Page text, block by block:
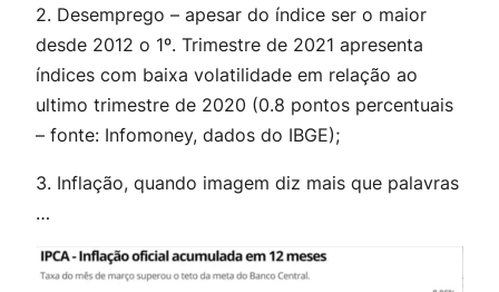
2. Desemprego – apesar do índice ser o maior
desde 2012 o 1º. Trimestre de 2021 apresenta
índices com baixa volatilidade em relação ao
ultimo trimestre de 2020 (0.8 pontos percentuais
– fonte: Infomoney, dados do IBGE);
3. Inflação, quando imagem diz mais que palavras
…